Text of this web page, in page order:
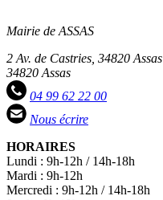
Mairie de ASSAS
2 Av. de Castries, 34820 Assas
34820 Assas
04 99 62 22 00
Nous écrire
HORAIRES
Lundi : 9h-12h / 14h-18h
Mardi : 9h-12h
Mercredi : 9h-12h / 14h-18h